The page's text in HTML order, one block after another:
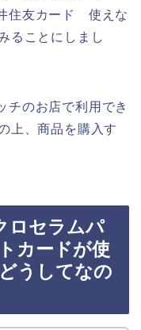
住友カード 使えな
ることにしまし
チのお店で利用でき
上、商品を購入す
ロセラムパ
カードが使
うしてなの